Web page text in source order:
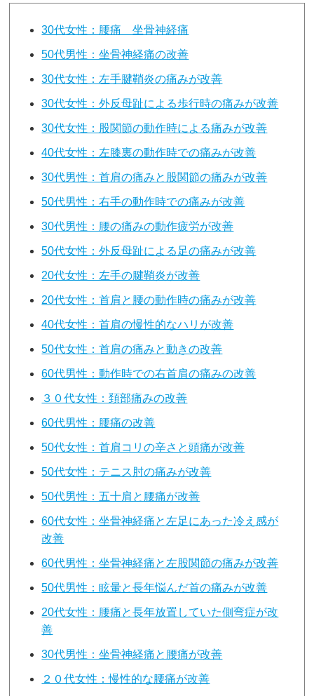
30代女性：腰痛 坐骨神経痛
50代男性：坐骨神経痛の改善
30代女性：左手腱鞘炎の痛みが改善
30代女性：外反母趾による歩行時の痛みが改善
30代女性：股関節の動作時による痛みが改善
40代女性：左膝裏の動作時での痛みが改善
30代男性：首肩の痛みと股関節の痛みが改善
50代男性：右手の動作時での痛みが改善
30代男性：腰の痛みの動作疲労が改善
50代女性：外反母趾による足の痛みが改善
20代女性：左手の腱鞘炎が改善
20代女性：首肩と腰の動作時の痛みが改善
40代女性：首肩の慢性的なハリが改善
50代女性：首肩の痛みと動きの改善
60代男性：動作時での右首肩の痛みの改善
３０代女性：頚部痛みの改善
60代男性：腰痛の改善
50代女性：首肩コリの辛さと頭痛が改善
50代女性：テニス肘の痛みが改善
50代男性：五十肩と腰痛が改善
60代女性：坐骨神経痛と左足にあった冷え感が
改善
60代男性：坐骨神経痛と左股関節の痛みが改善
50代男性：眩暈と長年悩んだ首の痛みが改善
20代女性：腰痛と長年放置していた側弯症が改
善
30代男性：坐骨神経痛と腰痛が改善
２０代女性：慢性的な腰痛が改善